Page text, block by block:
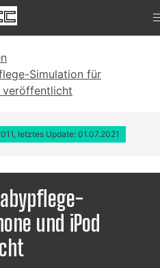
Simulation für
veröffentlicht
letztes Update: 01.07.2021
und iPod